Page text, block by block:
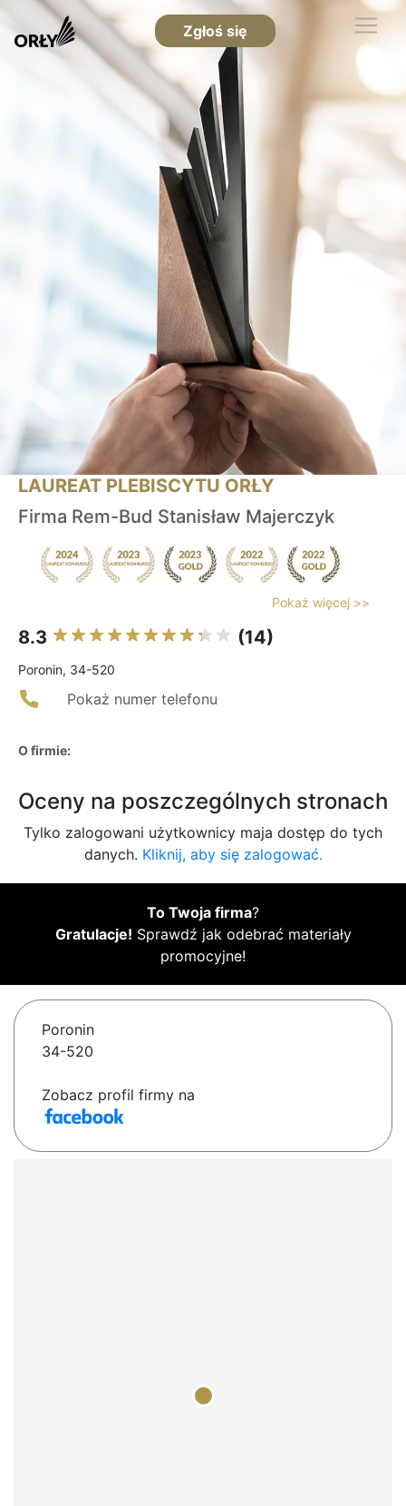
Zgłoś się
LAUREAT PLEBISCYTU ORŁY
Firma Rem-Bud Stanisław Majerczyk
Pokaż więcej >>
8.3 (14)
Poronin, 34-520
Pokaż numer telefonu
O firmie:
Oceny na poszczególnych stronach
Tylko zalogowani użytkownicy maja dostęp do tych
danych. Kliknij, aby się zalogować.
To Twoja firma?
Gratulacje! Sprawdź jak odebrać materiały
promocyjne!
Poronin
34-520
Zobacz profil firmy na